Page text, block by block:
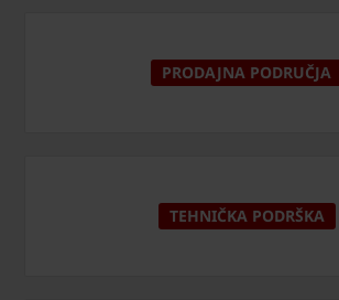
PRODAJNA PODRUČJA
TEHNIČKA PODRŠKA